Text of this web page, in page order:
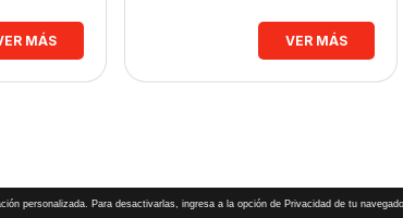
MÁS VER MÁS
personalizada. Para desactivarlas, ingresa a la opción de Privacidad de tu